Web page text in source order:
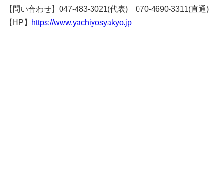
【問い合わせ】047-483-3021(代表) 070-4690-3311(直通)
【HP】
https://www.yachiyosyakyo.jp